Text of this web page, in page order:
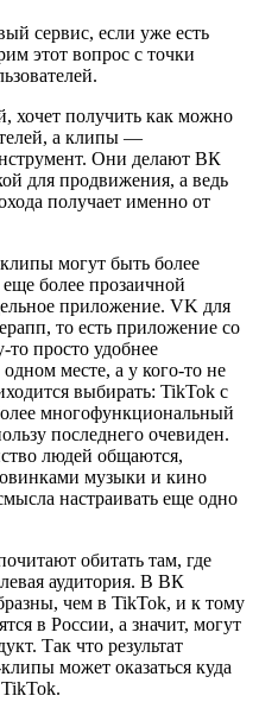
сервис, если уже есть
этот вопрос с точки
хочет получить как можно
а клипы —
Они делают ВК
для продвижения, а ведь
получает именно от
могут быть более
более прозаичной
приложение. VK для
то есть приложение со
то просто удобнее
месте, а у кого-то не
выбирать: TikTok с
многофункциональный
последнего очевиден.
людей общаются,
музыки и кино
настраивать еще одно
обитать там, где
аудитория. В ВК
чем в TikTok, и к тому
в России, а значит, могут
Так что результат
может оказаться куда